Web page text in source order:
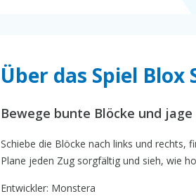
Über das Spiel Blox
Bewege bunte Blöcke und
Schiebe die Blöcke nach links und rechts,
Plane jeden Zug sorgfältig und sieh, wie
Entwickler: Monstera